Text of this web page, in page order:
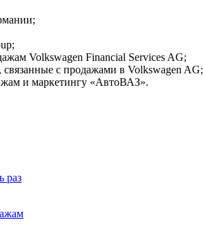
Volkswagen Financial Services AG;
с продажами в Volkswagen AG;
и маркетингу «АвтоВАЗ».
раз